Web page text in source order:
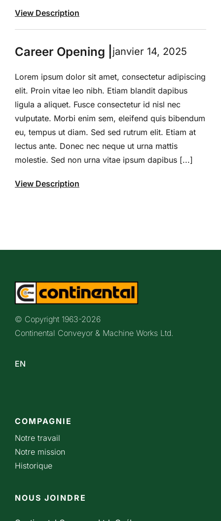
View Description
Career Opening | janvier 14, 2025
Lorem ipsum dolor sit amet, consectetur adipiscing
elit. Proin vitae leo nibh. Etiam blandit dapibus
ligula a aliquet. Fusce consectetur id nisl nec
vulputate. Morbi enim sem, eleifend quis bibendum
eu, tempus ut diam. Sed sed rutrum elit. Etiam at
lectus ante. Donec nec neque ut urna mattis
molestie. Sed non urna vitae ipsum dapibus [...]
View Description
© Copyright 1963-2026
Continental Conveyor & Machine Works Ltd.
EN
COMPAGNIE
Notre travail
Notre mission
Historique
NOUS JOINDRE